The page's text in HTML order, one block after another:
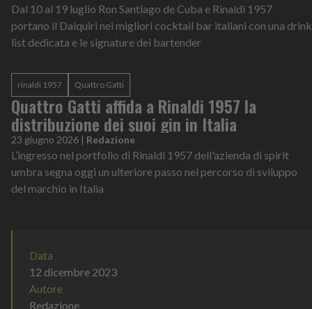
Dal 10 al 19 luglio Ron Santiago de Cuba e Rinaldi 1957
portano il Daiquiri nei migliori cocktail bar italiani con una drink
list dedicata e le signature dei bartender
rinaldi 1957 Quattro Gatti
Quattro Gatti affida a Rinaldi 1957 la
distribuzione dei suoi gin in Italia
23 giugno 2026 | Redazione
L’ingresso nel portfolio di Rinaldi 1957 dell'azienda di spirit
umbra segna oggi un ulteriore passo nel percorso di sviluppo
del marchio in Italia
Data
12 dicembre 2023
Autore
Redazione